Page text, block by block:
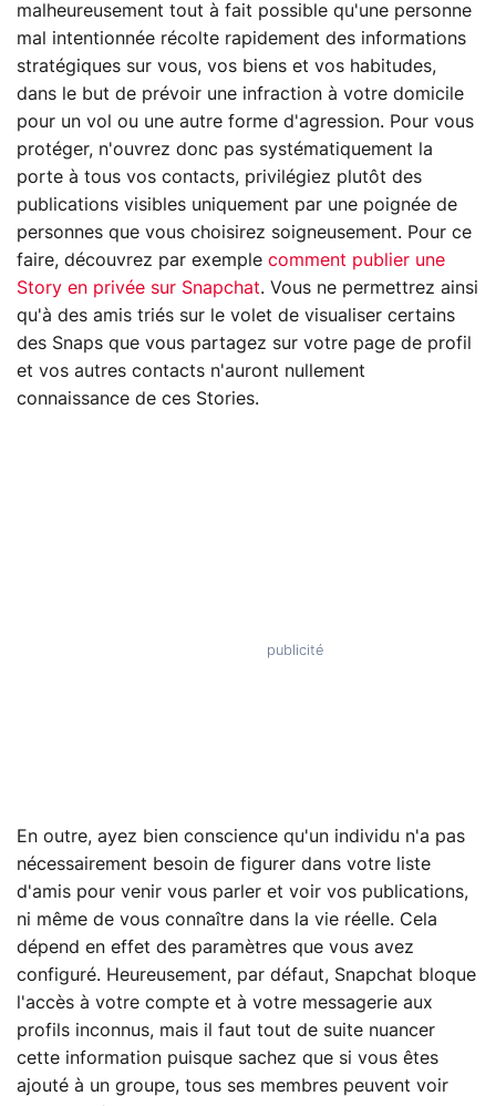
malheureusement tout à fait possible qu'une personne
mal intentionnée récolte rapidement des informations
stratégiques sur vous, vos biens et vos habitudes,
dans le but de prévoir une infraction à votre domicile
pour un vol ou une autre forme d'agression. Pour vous
protéger, n'ouvrez donc pas systématiquement la
porte à tous vos contacts, privilégiez plutôt des
publications visibles uniquement par une poignée de
personnes que vous choisirez soigneusement. Pour ce
faire, découvrez par exemple comment publier une
Story en privée sur Snapchat. Vous ne permettrez ainsi
qu'à des amis triés sur le volet de visualiser certains
des Snaps que vous partagez sur votre page de profil
et vos autres contacts n'auront nullement
connaissance de ces Stories.
En outre, ayez bien conscience qu'un individu n'a pas
nécessairement besoin de figurer dans votre liste
d'amis pour venir vous parler et voir vos publications,
ni même de vous connaître dans la vie réelle. Cela
dépend en effet des paramètres que vous avez
configuré. Heureusement, par défaut, Snapchat bloque
l'accès à votre compte et à votre messagerie aux
profils inconnus, mais il faut tout de suite nuancer
cette information puisque sachez que si vous êtes
ajouté à un groupe, tous ses membres peuvent voir